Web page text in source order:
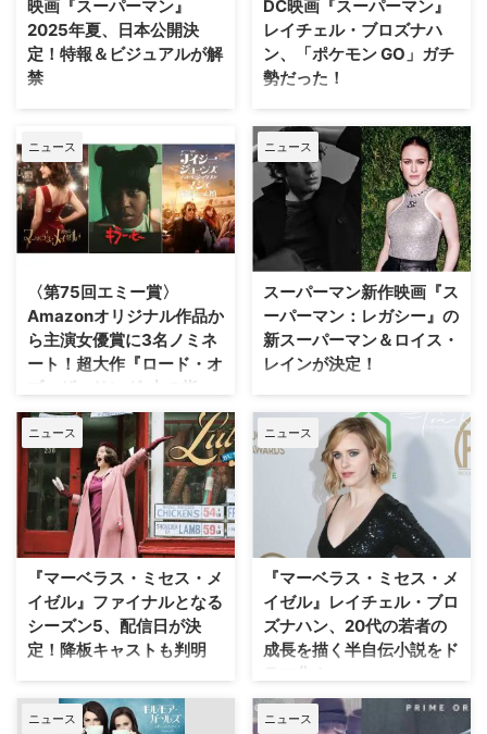
マチュア』は、CIA最高のIQを持
つ、殺しは“アマチュア”のCIA分
析官チャーリーが、最愛の妻の命
を奪った国際テロ組織にたった一
チャーリー役、さらにはプロデュ
ーサーも兼任したラミ・マ …
測不能な復讐劇の幕が上がる─ア
クション満載のスパイ・スリラー
『アマチュア』が4月11日（金）
より日米同時公開。 この度、主
妻サラ役のレイチェル・ブロズナ
ハン、そして気鋭の監督ジェーム
ズ・ホーズが来日し、9日（水 …
映画『スーパーマン』
2025年夏、日本公開決
定！特報＆ビジュアルが解
禁
―DCユニバース、新たな幕開け
ャラクシー」「アベンジャーズ」
シリーズのジェームズ・ガンが贈
る、完全なる新作映画『スーパー
マン』（原題：SUPERMAN）が
【2025年 夏】日本公開されるこ
とが決定！ この度、全世界待望
ルが解禁！ 映画『スーパーマ
ン』概要 1938年にアメリカの出
版社DCコミックスにて発行され
たコミック「Action Comics
ーロー「スーパーマン」。その歴
史は、日本でもおなじみの「バッ
トマン」、 …
DC映画『スーパーマン』
レイチェル・ブロズナハ
ン、「ポケモン GO」ガチ
勢だった！
2025年夏に公開予定のDC映画
『スーパーマン（原題）』でロイ
ス・レイン役を演じるレイチェ
ル・ブロズナハン。 主演を務め
たAmazonプライム・ビデオのコ
メディドラマ『マーベラス・ミセ
ス・メイゼル』の撮影中に「ポケ
モン GO」に熱中しており、撮影
を抜け出して遊ぶほどの大ファン
であるとPeopleに話した。 世界
上位15％に入るレベル ニューヨ
ークにて7月5日から3日間開催さ
れた「Pokémon GO Fest
実は「ポケモン GO」の大ファン
とのことで、知られざる「ポケモ
ン …
ニュース
〈第75回エミー賞〉
Amazonオリジナル作品か
ら主演女優賞に3名ノミネ
ート！超大作『ロード・オ
ブ・ザ・リング: 力の指
輪』は6部門ノミネート
7月12日（現地時間）に発表され
た第75回エミー賞ノミネーショ
ンで、Amazonオリジナル作品か
ら主演女優賞に3名ノミネートさ
れ、超大作『ロード・オブ・ザ・
リング: 力の指輪』は6部門でノミ
ネートを果たした。 主演女優賞
にノミネートされたのは？ 主演
女優賞にノミネートされた3名は
以下の通り！ 『マーベラス・ミ
セス・メイゼル』のレイチェル・
ブロズナハン （6度目のノミネー
ト、本作で主演女優賞1度受賞）
『マーベラス・ミセス・メイゼ
ニュース
スーパーマン新作映画『ス
ーパーマン：レガシー』の
新スーパーマン＆ロイス・
レインが決定！
DCスタジオは、ジェームズ・ガ
ン監督のスーパーマン新作映画
『Superman: Legacy（原題）』
で、新たにスーパーマン／クラー
ク・ケントとロイス・レインを演
じるキャストが正式に決定したと
発表。米Varietyほか各メディア
が報じた。 新スーパーマン＆ロ
イス・レインは？ 新たなクラー
ク・ケント役にデヴィッド・コレ
ンスウェット、ロイス・レイン役
にはレイチェル・ブロズナハン
と、ドラマ界で活躍してきた二人
投稿をInstagramで見る Rachel
Brosnahan(@rac …
ニュース
『マーベラス・ミセス・メ
イゼル』ファイナルとなる
シーズン5、配信日が決
定！降板キャストも判明
『マーベラス・ミセス・メイゼ
ル』のファイナルとなるシーズン
5の配信日が決定！ 降板キャス
ニュース
『マーベラス・ミセス・メ
イゼル』レイチェル・ブロ
ズナハン、20代の若者の
成長を描く半自伝小説をド
ラマ化！
米Amazonの人気オリジナルドラ
マ『マーベラス・ミセス・メイゼ
ニュース ニュース